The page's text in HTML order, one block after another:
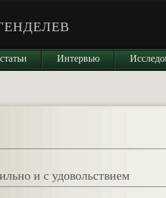
Интервью
и с удовольствием